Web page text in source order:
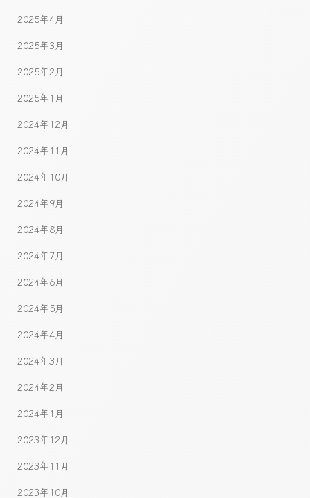
2025年4月
2025年3月
2025年2月
2025年1月
2024年12月
2024年11月
2024年10月
2024年9月
2024年8月
2024年7月
2024年6月
2024年5月
2024年4月
2024年3月
2024年2月
2024年1月
2023年12月
2023年11月
2023年10月